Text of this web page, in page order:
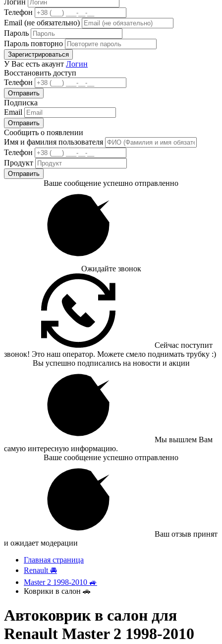
Логин
Телефон
Email (не обязательно)
Пароль
Пароль повторно
Зарегистрироваться
У Вас есть акаунт Логин
Восстановить доступ
Телефон
Отправить
Подписка
Email
Отправить
Сообщить о появлении
Имя и фамилия пользователя
Телефон
Продукт
Отправить
Ваше сообщение успешно отправленно
Ожидайте звонок
Сейчас поступит
звонок! Это наш оператор. Можете смело поднимать трубку :)
Вы успешно подписались на новости и акции
Мы вышлем Вам
самую интересную информацию.
Ваше сообщение успешно отправленно
Ваш отзыв принят
и ожидает модерации
Главная страница
Renault 🚘
Master 2 1998-2010 🚙
Коврики в салон 🚗
Автоковрик в салон для
Renault Master 2 1998-2010